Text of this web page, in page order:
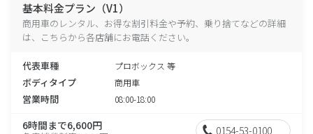
基本料金プラン（V1）
商用車のレンタル、お得な割引料金や予約、乗り捨てなどの詳細
は、こちらから各店舗にお電話ください。
代表車種 プロボックス 等
ボディタイプ 商用車
営業時間 08:00-18:00
6時間まで6,600円 0154-53-0100